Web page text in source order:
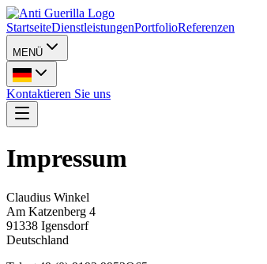
StartseiteDienstleistungenPortfolioReferenzen
MENÜ
Kontaktieren Sie uns
Impressum
Claudius Winkel
Am Katzenberg 4
91338 Igensdorf
Deutschland